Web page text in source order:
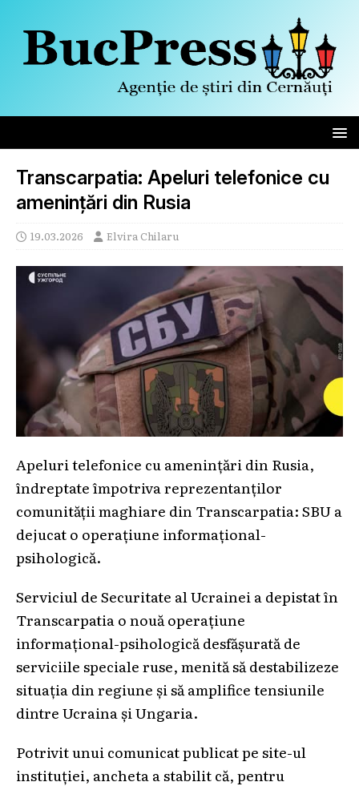
Transcarpatia: Apeluri telefonice cu
amenințări din Rusia
19.03.2026 Elvira Chilaru
Apeluri telefonice cu amenințări din Rusia,
îndreptate împotriva reprezentanților
comunității maghiare din Transcarpatia: SBU a
dejucat o operațiune informațional-
psihologică.
Serviciul de Securitate al Ucrainei a depistat în
Transcarpatia o nouă operațiune
informațional-psihologică desfășurată de
serviciile speciale ruse, menită să destabilizeze
situația din regiune și să amplifice tensiunile
dintre Ucraina și Ungaria.
Potrivit unui comunicat publicat pe site-ul
instituției, ancheta a stabilit că, pentru